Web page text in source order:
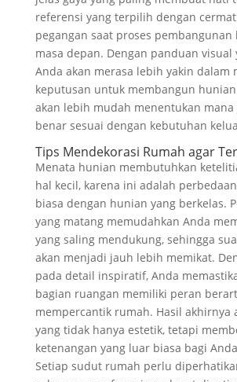
referensi yang terpilih dengan
pegangan saat proses
masa depan. Dengan panduan visual
Anda akan merasa lebih yakin dalam
keputusan untuk membangun
akan lebih mudah menentukan mana
benar sesuai dengan kebutuhan
Tips Mendekorasi Rumah agar
Menata hunian membutuhkan
hal kecil, karena ini adalah
biasa dengan hunian yang berkelas.
yang matang memudahkan Anda
yang saling mendukung, sehingga
akan menjadi jauh lebih memikat.
pada detail inspiratif, Anda
bagian ruangan memiliki peran
mempercantik rumah. Hasil akhirnya
yang tidak hanya estetik, tetapi
ketenangan yang luar biasa bagi
Setiap sudut rumah perlu